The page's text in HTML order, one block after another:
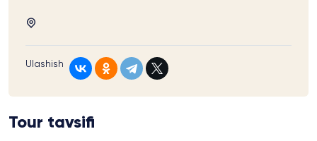
Ulashish
Tour tavsifi